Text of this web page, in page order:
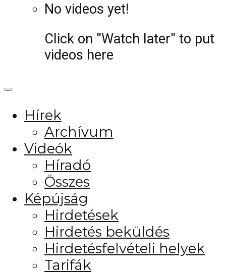
No videos yet!
Click on "Watch later" to put
videos here
Hírek
Archívum
Videók
Híradó
Összes
Képújság
Hirdetések
Hirdetés beküldés
Hirdetésfelvételi helyek
Tarifák